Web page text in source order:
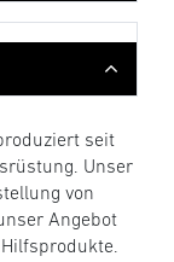
seit
Unser
von
Angebot